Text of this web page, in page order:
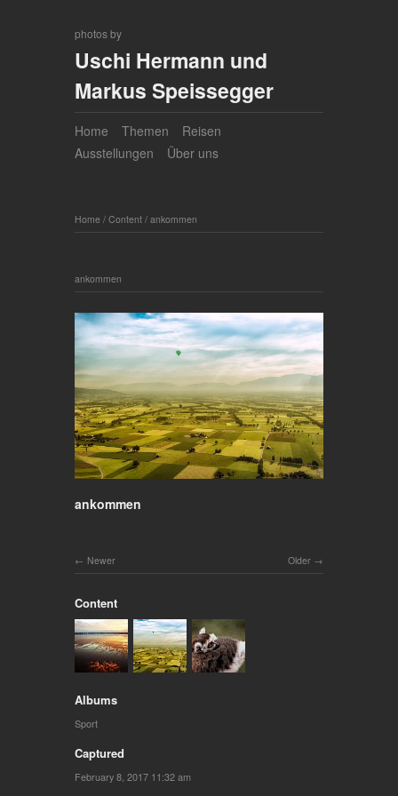
photos by
Uschi Hermann und
Markus Speissegger
Home Themen
Reisen
Ausstellungen
Über uns
Home / Content / ankommen
ankommen
ankommen
Older
Newer
Content
Albums
Sport
Captured
February 8, 2017 11:32 am